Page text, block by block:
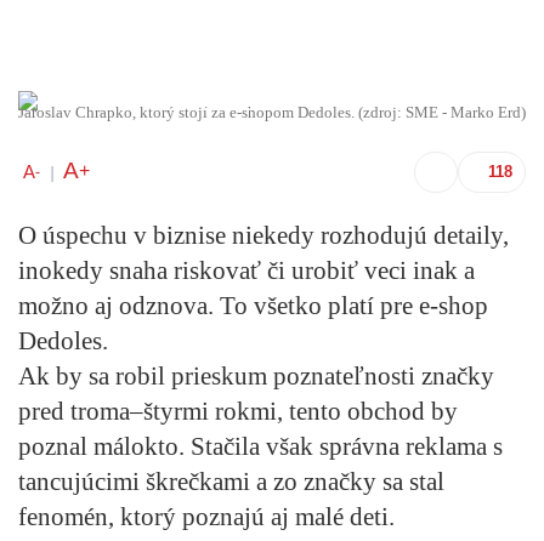
Jaroslav Chrapko, ktorý stojí za e-shopom Dedoles. (zdroj: SME - Marko Erd)
A- A+
O úspechu v biznise niekedy rozhodujú detaily,
inokedy snaha riskovať či urobiť veci inak a
možno aj odznova. To všetko platí pre e-shop
Dedoles.
Ak by sa robil prieskum poznateľnosti značky
pred troma–štyrmi rokmi, tento obchod by
poznal málokto. Stačila však správna reklama s
tancujúcimi škrečkami a zo značky sa stal
fenomén, ktorý poznajú aj malé deti.